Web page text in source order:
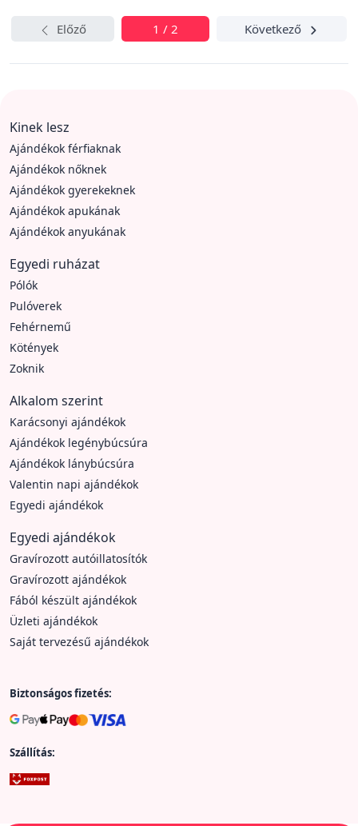
Előző 1 / 2 Következő
Kinek lesz
Ajándékok férfiaknak
Ajándékok nőknek
Ajándékok gyerekeknek
Ajándékok apukának
Ajándékok anyukának
Egyedi ruházat
Pólók
Pulóverek
Fehérnemű
Kötények
Zoknik
Alkalom szerint
Karácsonyi ajándékok
Ajándékok legénybúcsúra
Ajándékok lánybúcsúra
Valentin napi ajándékok
Egyedi ajándékok
Egyedi ajándékok
Gravírozott autóillatosítók
Gravírozott ajándékok
Fából készült ajándékok
Üzleti ajándékok
Saját tervezésű ajándékok
Biztonságos fizetés:
Szállítás: